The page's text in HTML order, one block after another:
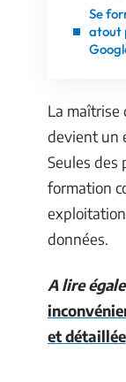
Se
atout
La maîtrise
devient un
Seules des
formation
données.
A lire
et détaillée